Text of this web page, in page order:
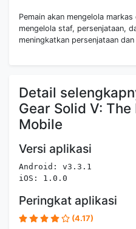
Pemain akan mengelola
mengelola staf, persenjataan,
meningkatkan persenjataan
Detail
Gear Solid V: The
Mobile
Versi aplikasi
Android: v3.3.1
iOS: 1.0.0
Peringkat aplikasi
(4.17)